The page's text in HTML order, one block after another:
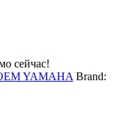
сейчас!
YAMAHA Brand: